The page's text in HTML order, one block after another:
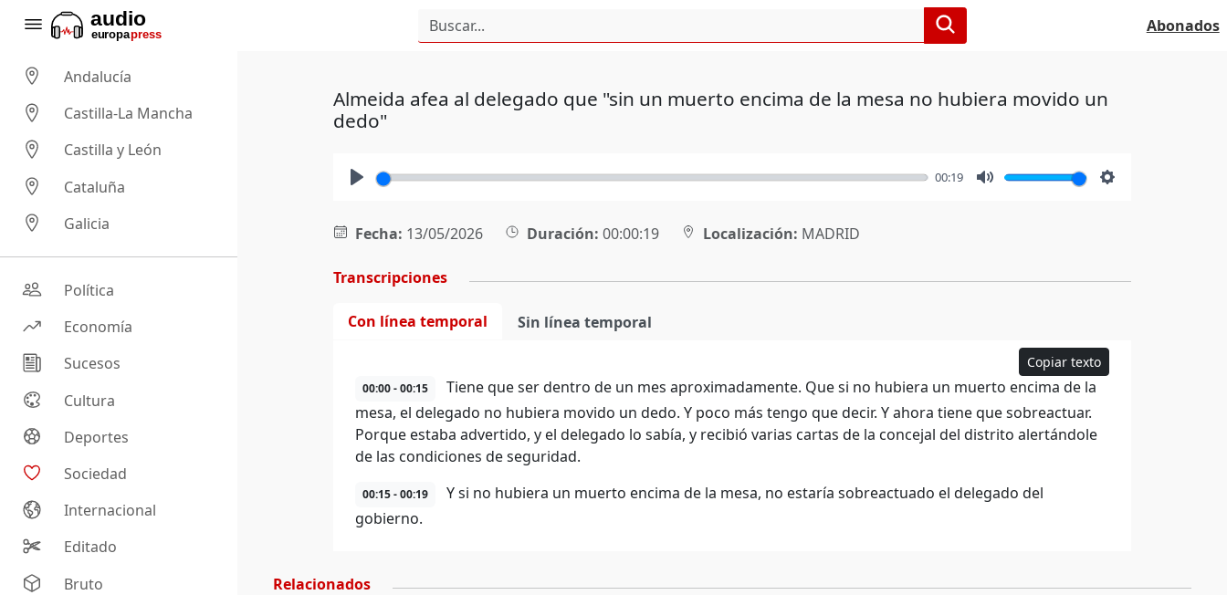
Abonados
Andalucía
Castilla-La Mancha
Castilla y León
Cataluña
Galicia
Política
Economía
Sucesos
Cultura
Deportes
Sociedad
Internacional
Editado
Bruto
Almeida afea al delegado que "sin un muerto encima de la mesa no hubiera movido un
dedo"
00:19
Fecha: 13/05/2026 Duración: 00:00:19 Localización: MADRID
Transcripciones
Con línea temporal Sin línea temporal
Copiar texto
00:00 - 00:15
Tiene que ser dentro de un mes aproximadamente. Que si no hubiera un muerto encima de la
mesa, el delegado no hubiera movido un dedo. Y poco más tengo que decir. Y ahora tiene que sobreactuar.
Porque estaba advertido, y el delegado lo sabía, y recibió varias cartas de la concejal del distrito alertándole
de las condiciones de seguridad.
00:15 - 00:19
Y si no hubiera un muerto encima de la mesa, no estaría sobreactuado el delegado del
gobierno.
Relacionados